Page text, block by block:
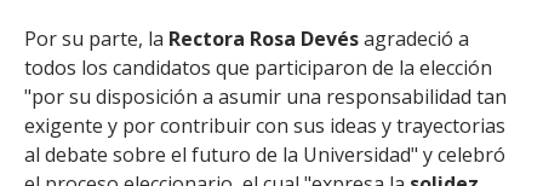
Por su parte, la Rectora Rosa Devésagradeció a
todos los candidatos que participaron de la elección
"por su disposición a asumir una responsabilidad tan
exigente y por contribuir con sus ideas y trayectorias
al debate sobre el futuro de la Universidad" y celebró